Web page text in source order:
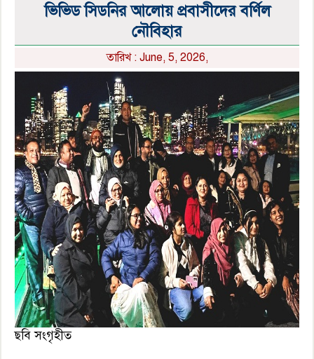
ভিভিড সিডনির আলোয় প্রবাসীদের বর্ণিল
নৌবিহার
তারিখ : June, 5, 2026,
ছবি সংগৃহীত